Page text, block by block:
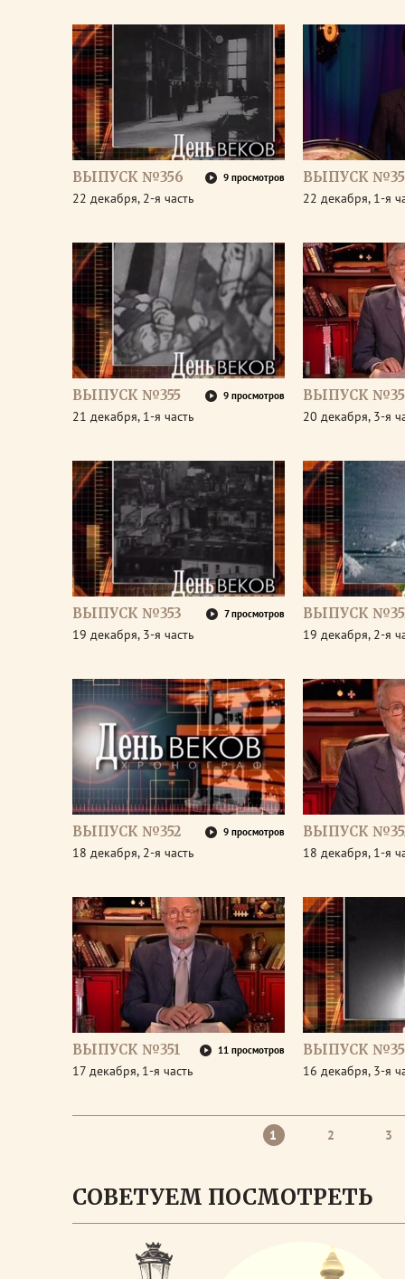
ВЫПУСК №356 9 просмотров
22 декабря, 2-я часть
ВЫПУСК
22 декабря, 1-я
ВЫПУСК №355 9 просмотров
21 декабря, 1-я часть
ВЫПУСК
20 декабря, 3-я
ВЫПУСК №353 7 просмотров
19 декабря, 3-я часть
ВЫПУСК
19 декабря, 2-я
ВЫПУСК №352 9 просмотров
18 декабря, 2-я часть
ВЫПУСК
18 декабря, 1-я
ВЫПУСК №351 11 просмотров
17 декабря, 1-я часть
ВЫПУСК
16 декабря, 3-я
1 2 3
СОВЕТУЕМ ПОСМОТРЕТЬ